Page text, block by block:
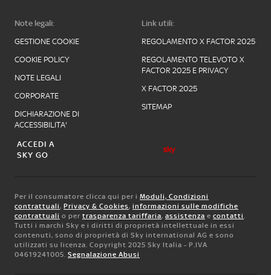
Note legali:
GESTIONE COOKIE
COOKIE POLICY
NOTE LEGALI
CORPORATE
DICHIARAZIONE DI
ACCESSIBILITA'
Link utili:
REGOLAMENTO X FACTOR 2025
REGOLAMENTO TELEVOTO X
FACTOR 2025 E PRIVACY
X FACTOR 2025
SITEMAP
ACCEDI A
SKY GO
Per il consumatore clicca qui per i Moduli, Condizioni
contrattuali, Privacy & Cookies, informazioni sulle modifiche
contrattuali o per trasparenza tariffaria, assistenza e contatti.
Tutti i marchi Sky e i diritti di proprietà intellettuale in essi
contenuti, sono di proprietà di Sky international AG e sono
utilizzati su licenza. Copyright 2025 Sky Italia - P.IVA
04619241005. Segnalazione Abusi